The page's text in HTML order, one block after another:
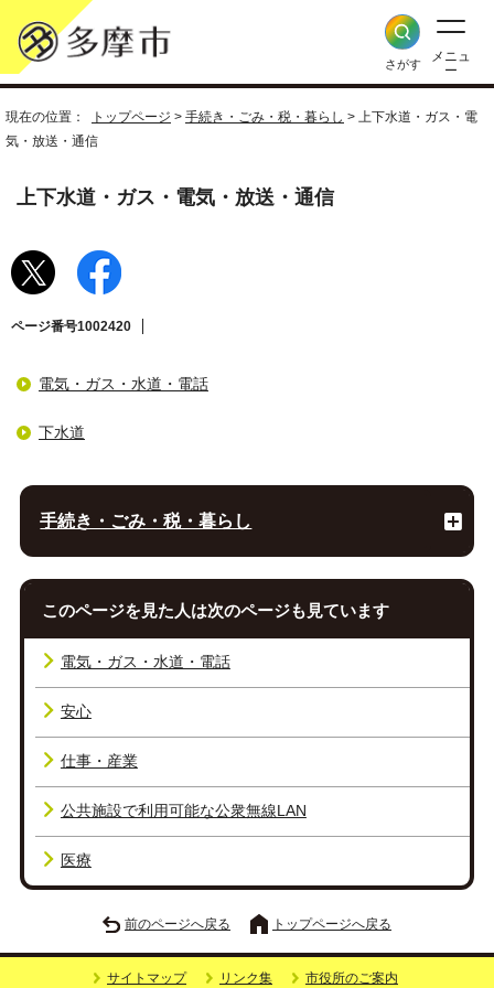
さがす
メニュ
ー
現在の位置： トップページ > 手続き・ごみ・税・暮らし > 上下水道・ガス・電
気・放送・通信
上下水道・ガス・電気・放送・通信
ページ番号1002420
電気・ガス・水道・電話
下水道
手続き・ごみ・税・暮らし
このページを見た人は次のページも見ています
電気・ガス・水道・電話
安心
仕事・産業
公共施設で利用可能な公衆無線LAN
医療
前のページへ戻る トップページへ戻る
サイトマップ リンク集 市役所のご案内